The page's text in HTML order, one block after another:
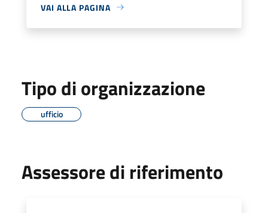
VAI ALLA PAGINA
Tipo di organizzazione
ufficio
Assessore di riferimento